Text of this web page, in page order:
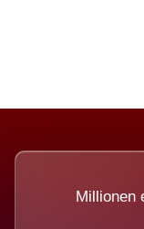
Millionen